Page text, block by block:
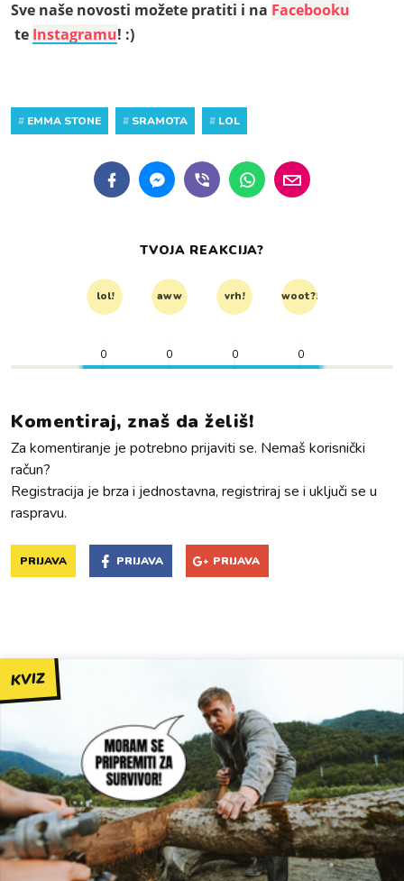
Sve naše novosti možete pratiti i na Facebooku
te Instagramu! :)
# EMMA STONE # SRAMOTA # LOL
TVOJA REAKCIJA?
lol! aww vrh! woot?!
0 0 0 0
Komentiraj, znaš da želiš!
Za komentiranje je potrebno prijaviti se. Nemaš korisnički
račun?
Registracija je brza i jednostavna, registriraj se i uključi se u
raspravu.
PRIJAVA PRIJAVA PRIJAVA
KVIZ